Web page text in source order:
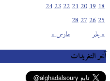
« يناير مارس »
18
19
20
21
22
23
24
25
26
27
28
آخر التغريدات